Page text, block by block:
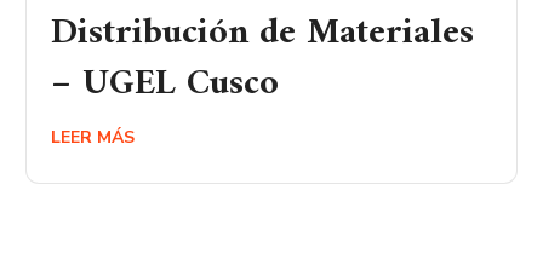
Distribución de Materiales
– UGEL Cusco
LEER MÁS